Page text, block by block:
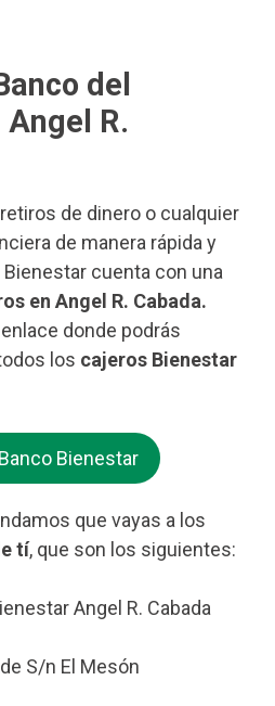
del
R.
de dinero o cualquier
de manera rápida y
cuenta con una
en Angel R. Cabada.
donde podrás
los cajeros Bienestar
Bienestar
que vayas a los
tí, que son los siguientes:
Angel R. Cabada
S/n El Mesón